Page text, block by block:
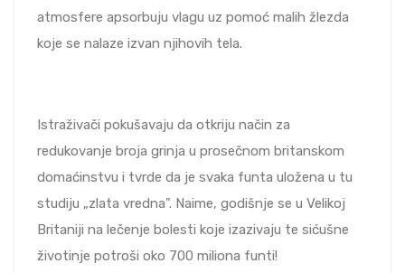
atmosfere apsorbuju vlagu uz pomoć malih žlezda
koje se nalaze izvan njihovih tela.
Istraživači pokušavaju da otkriju način za
redukovanje broja grinja u prosečnom britanskom
domaćinstvu i tvrde da je svaka funta uložena u tu
studiju „zlata vredna". Naime, godišnje se u Velikoj
Britaniji na lečenje bolesti koje izazivaju te sićušne
životinje potroši oko 700 miliona funti!